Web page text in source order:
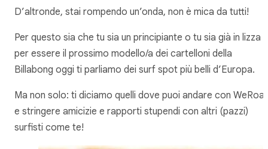
D’altronde, stai rompendo un’onda, non è mica da tutti!
Per questo sia che tu sia un principiante o tu sia già in lizza
per essere il prossimo modello/a dei cartelloni della
Billabong oggi ti parliamo dei surf spot più belli d’Europa.
Ma non solo: ti diciamo quelli dove puoi andare con
e stringere amicizie e rapporti stupendi con altri (pazzi)
surfisti come te!